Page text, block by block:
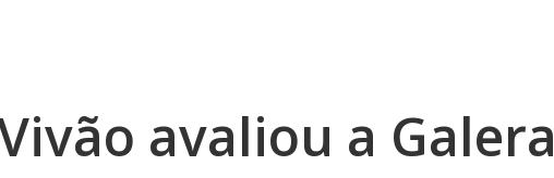
avaliou a Galera